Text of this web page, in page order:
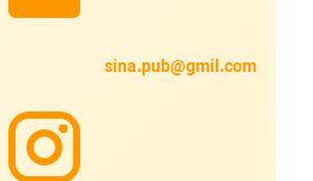
sina.pub@gmil.com